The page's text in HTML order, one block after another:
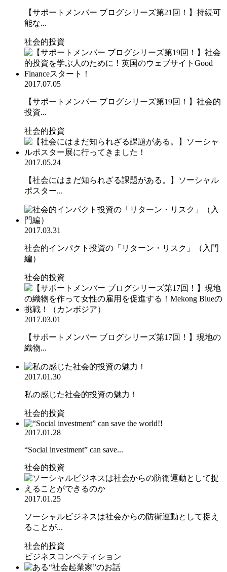
【サポートメンバー ブログシリーズ第21回！】持続可
能な...
社会的投資
2017.07.05
【サポートメンバー ブログシリーズ第19回！】社会的
投資...
社会的投資
2017.05.24
【社会にはまだ知られざる課題がある。】ソーシャル
ポスター...
2017.03.31
社会的インパクト投資の「リターン・リスク」（入門
編）
社会的投資
2017.03.01
【サポートメンバー ブログシリーズ第17回！】現地の
織物...
2017.01.30
私の感じた社会的投資の魅力！
社会的投資
2017.01.28
“Social investment” can save...
社会的投資
2017.01.25
ソーシャルビジネスは社会からの防衛運動として捉え
ることが...
社会的投資
ビジネスコンペティション